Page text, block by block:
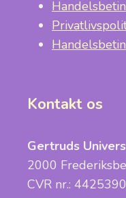
Kontakt os
Gertruds Univers
2000
CVR nr.: